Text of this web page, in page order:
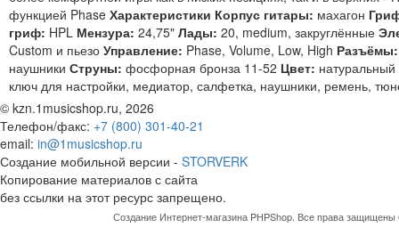
функцией Phase Характеристики Корпус гитары: махагон
гриф: HPL Мензура: 24,75" Лады: 20, medium, закруглённые
Custom и пьезо Управление: Phase, Volume, Low, High
наушники Струны: фосфорная бронза 11-52 Цвет: натуральный
ключ для настройки, медиатор, салфетка, наушники, ремень,
© kzn.1musicshop.ru, 2026
Телефон/факс: +7 (800) 301-40-21
email: in@1musicshop.ru
Создание мобильной версии - STORVERK
Копирование материалов с сайта
без ссылки на этот ресурс запрещено.
Создание Интернет-магазина PHPShop . Все права